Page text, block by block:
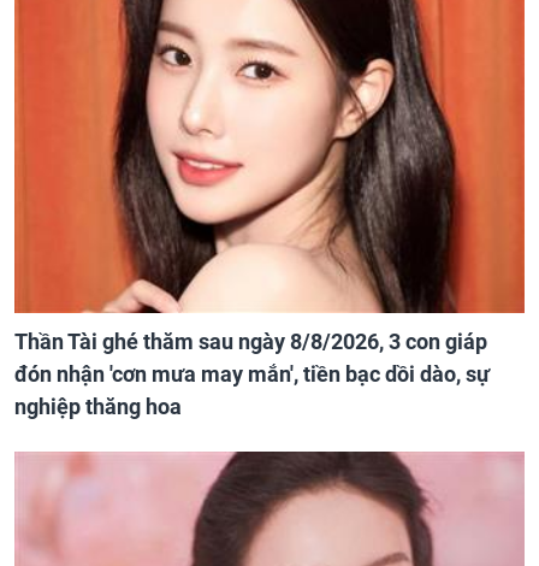
Thần Tài ghé thăm sau ngày 8/8/2026, 3 con giáp
đón nhận 'cơn mưa may mắn', tiền bạc dồi dào, sự
nghiệp thăng hoa